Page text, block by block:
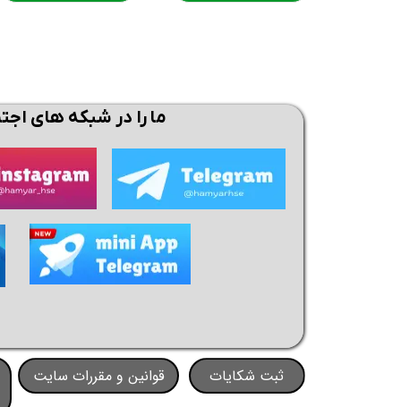
قوانین و مقررات سایت ثبت شکایات
ما را در شبکه های